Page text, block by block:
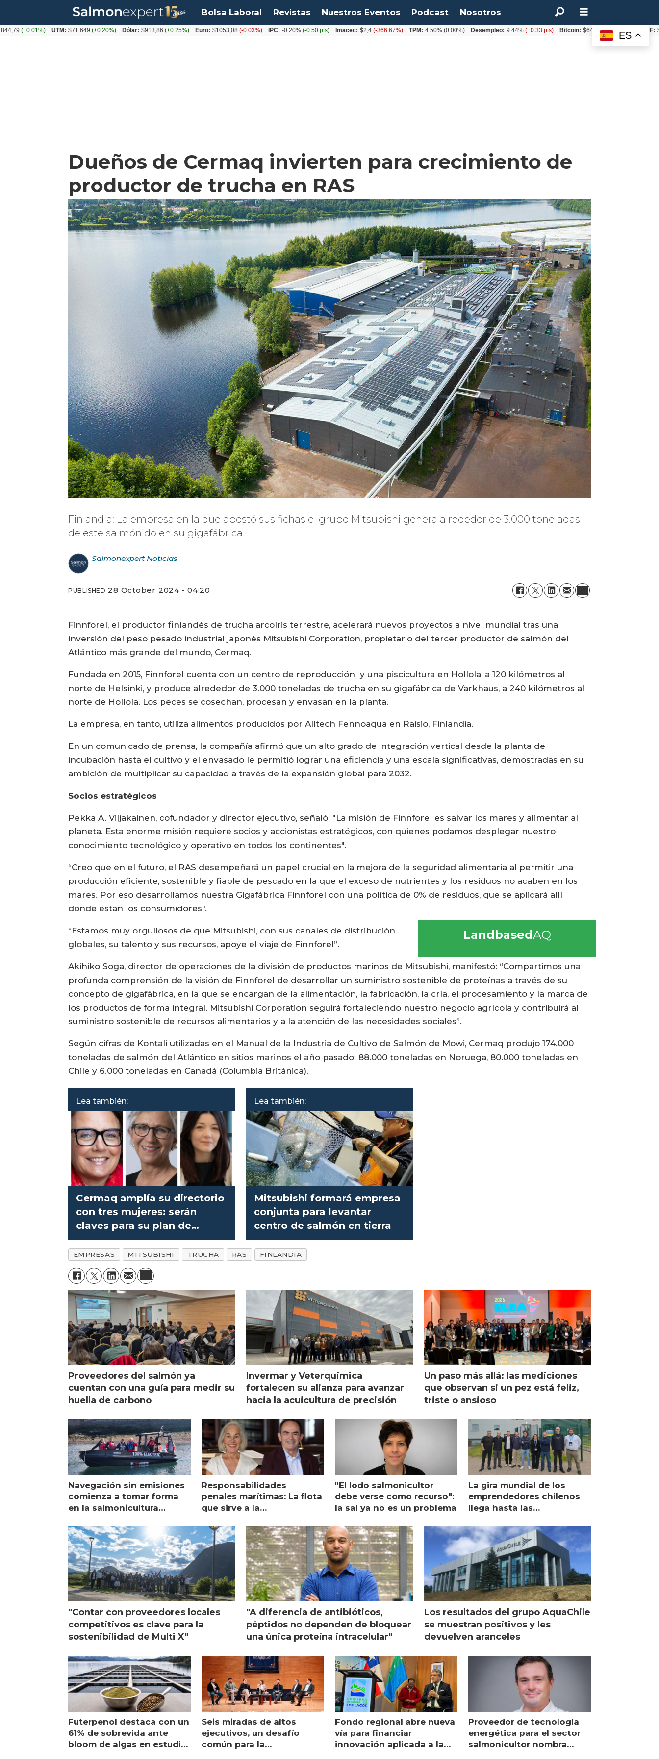
Bolsa Laboral Revistas Nuestros Eventos Podcast Nosotros
Dueños de Cermaq invierten para crecimiento de
productor de trucha en RAS
Finlandia: La empresa en la que apostó sus fichas el grupo Mitsubishi genera alrededor de 3.000 toneladas
de este salmónido en su gigafábrica.
Salmonexpert Noticias
PUBLISHED 28 October 2024 - 04:20
Finnforel, el productor finlandés de trucha arcoíris terrestre, acelerará nuevos proyectos a nivel mundial tras una
inversión del peso pesado industrial japonés Mitsubishi Corporation, propietario del tercer productor de salmón del
Atlántico más grande del mundo, Cermaq.
Fundada en 2015, Finnforel cuenta con un centro de reproducción y una piscicultura en Hollola, a 120 kilómetros al
norte de Helsinki, y produce alrededor de 3.000 toneladas de trucha en su gigafábrica de Varkhaus, a 240 kilómetros al
norte de Hollola. Los peces se cosechan, procesan y envasan en la planta.
La empresa, en tanto, utiliza alimentos producidos por Alltech Fennoaqua en Raisio, Finlandia.
En un comunicado de prensa, la compañía afirmó que un alto grado de integración vertical desde la planta de
incubación hasta el cultivo y el envasado le permitió lograr una eficiencia y una escala significativas, demostradas en su
ambición de multiplicar su capacidad a través de la expansión global para 2032.
Socios estratégicos
Pekka A. Viljakainen, cofundador y director ejecutivo, señaló: "La misión de Finnforel es salvar los mares y alimentar al
planeta. Esta enorme misión requiere socios y accionistas estratégicos, con quienes podamos desplegar nuestro
conocimiento tecnológico y operativo en todos los continentes".
“Creo que en el futuro, el RAS desempeñará un papel crucial en la mejora de la seguridad alimentaria al permitir una
producción eficiente, sostenible y fiable de pescado en la que el exceso de nutrientes y los residuos no acaben en los
mares. Por eso desarrollamos nuestra Gigafábrica Finnforel con una política de 0% de residuos, que se aplicará allí
donde están los consumidores".
LandbasedAQ
“Estamos muy orgullosos de que Mitsubishi, con sus canales de distribución
globales, su talento y sus recursos, apoye el viaje de Finnforel”.
Akihiko Soga, director de operaciones de la división de productos marinos de Mitsubishi, manifestó: “Compartimos una
profunda comprensión de la visión de Finnforel de desarrollar un suministro sostenible de proteínas a través de su
concepto de gigafábrica, en la que se encargan de la alimentación, la fabricación, la cría, el procesamiento y la marca de
los productos de forma integral. Mitsubishi Corporation seguirá fortaleciendo nuestro negocio agrícola y contribuirá al
suministro sostenible de recursos alimentarios y a la atención de las necesidades sociales”.
Según cifras de Kontali utilizadas en el Manual de la Industria de Cultivo de Salmón de Mowi, Cermaq produjo 174.000
toneladas de salmón del Atlántico en sitios marinos el año pasado: 88.000 toneladas en Noruega, 80.000 toneladas en
Chile y 6.000 toneladas en Canadá (Columbia Británica).
Lea también:
Cermaq amplía su directorio
con tres mujeres: serán
claves para su plan de
crecimiento
Lea también:
Mitsubishi formará empresa
conjunta para levantar
centro de salmón en tierra
EMPRESAS MITSUBISHI TRUCHA RAS FINLANDIA
Proveedores del salmón ya
cuentan con una guía para medir su
huella de carbono
Invermar y Veterquimica
fortalecen su alianza para avanzar
hacia la acuicultura de precisión
Un paso más allá: las mediciones
que observan si un pez está feliz,
triste o ansioso
Navegación sin emisiones
comienza a tomar forma
en la salmonicultura
Responsabilidades
penales marítimas: La flota
que sirve a la
visión
"El lodo salmonicultor
debe verse como recurso":
la sal ya no es un problema
La gira mundial de los
emprendedores chilenos
llega hasta las
Escocia
"Contar con proveedores locales
competitivos es clave para la
sostenibilidad de Multi X"
"A diferencia de antibióticos,
péptidos no dependen de bloquear
una única proteína intracelular"
Los resultados del grupo AquaChile
se muestran positivos y les
devuelven aranceles
Futerpenol destaca con un
61% de sobrevida ante
bloom de algas en estudio
Seis miradas de altos
ejecutivos, un desafío
común para la
Fondo regional abre nueva
vía para financiar
innovación aplicada a la
Proveedor de tecnología
energética para el sector
salmonicultor nombra
ES
(+0.01%) UTM: $71.649(+0.20%) Dólar: $913,86(+0.25%) Euro: $1053,08(-0.03%) IPC: -0.20% (-0.50 pts) Imacec: $2,4(-366.67%) TPM: 4.50%(0.00%) Desempleo: 9.44%(+0.33 pts) Bitcoin: $64.600,08 (+2.93%)